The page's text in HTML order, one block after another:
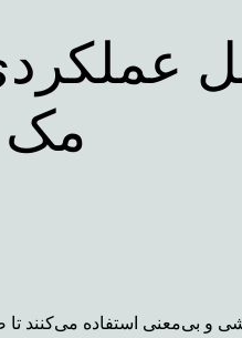
مینی 2018 اپل
مک
و بی‌معنی استفاده می‌کنند